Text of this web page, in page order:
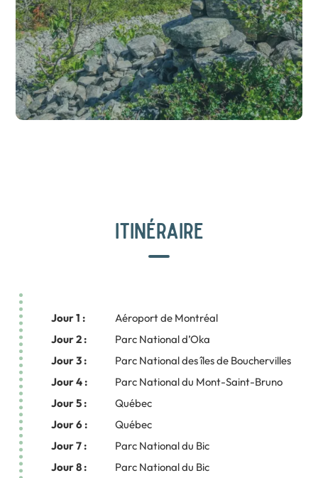
ITINÉRAIRE
Jour 1 :
Aéroport de Montréal
Jour 2 :
Parc National d’Oka
Jour 3 :
Parc National des îles de Bouchervilles
Jour 4 :
Parc National du Mont-Saint-Bruno
Jour 5 :
Québec
Jour 6 :
Québec
Jour 7 :
Parc National du Bic
Jour 8 :
Parc National du Bic